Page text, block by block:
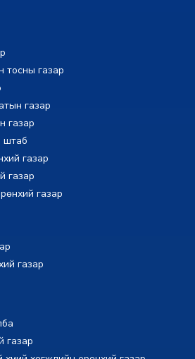
тосны газар
газар
газар
штаб
газар
газар
газар
газар
газар